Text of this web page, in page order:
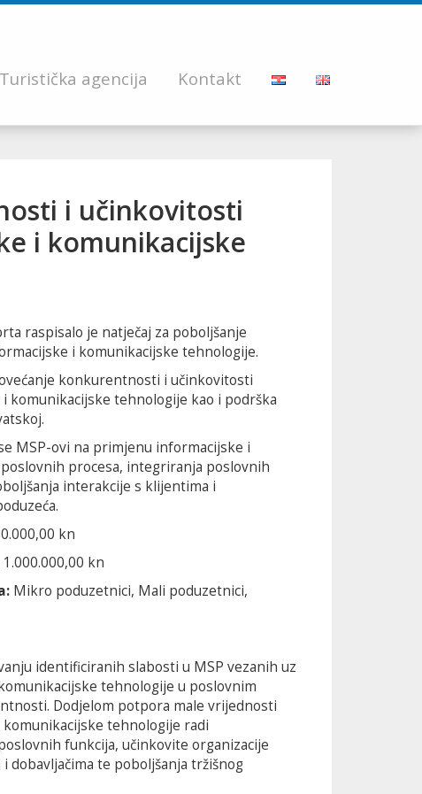
Turistička agencija Kontakt
i učinkovitosti
i komunikacijske
raspisalo je natječaj za poboljšanje
i komunikacijske tehnologije.
konkurentnosti i učinkovitosti
komunikacijske tehnologije kao i podrška
MSP-ovi na primjenu informacijske i
procesa, integriranja poslovnih
interakcije s klijentima i
kn
1.000.000,00 kn
Mikro poduzetnici, Mali poduzetnici,
identificiranih slabosti u MSP vezanih uz
tehnologije u poslovnim
Dodjelom potpora male vrijednosti
tehnologije radi
funkcija, učinkovite organizacije
dobavljačima te poboljšanja tržišnog